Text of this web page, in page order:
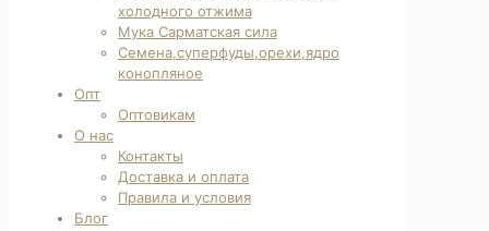
холодного отжима
Мука Сарматская сила
Семена,суперфуды,орехи,ядро
конопляное
Опт
Оптовикам
О нас
Контакты
Доставка и оплата
Правила и условия
Блог